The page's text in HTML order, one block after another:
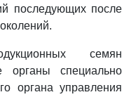
последующих после
семян
органы специально
органа управления